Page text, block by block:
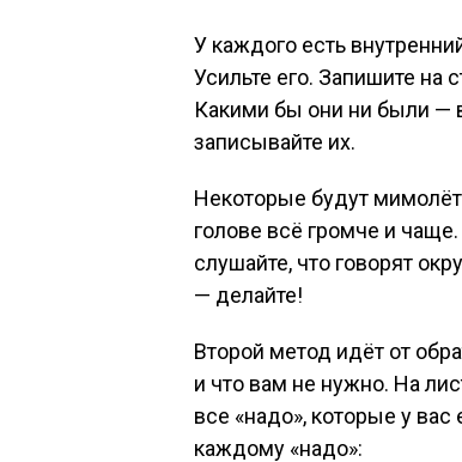
У каждого есть
Усильте его. Запишите на
Какими бы они ни были —
записывайте их.
Некоторые будут
голове всё громче и
слушайте, что говорят
— делайте!
Второй метод идёт от
и что вам не нужно. На
все «надо», которые у вас
каждому «надо»: